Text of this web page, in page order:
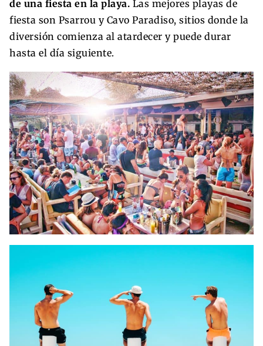
de una fiesta en la playa. Las mejores playas de
fiesta son Psarrou y Cavo Paradiso, sitios donde la
diversión comienza al atardecer y puede durar
hasta el día siguiente.